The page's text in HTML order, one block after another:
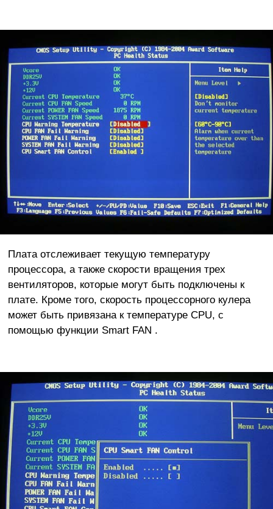
Плата отслеживает текущую температуру
процессора, а также скорости вращения трех
вентиляторов, которые могут быть подключены к
плате. Кроме того, скорость процессорного кулера
может быть привязана к температуре CPU, с
помощью функции Smart FAN .